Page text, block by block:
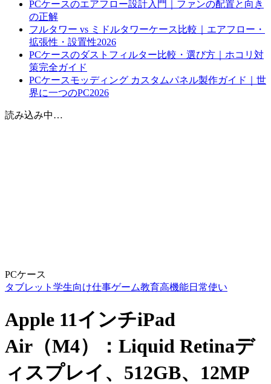
PCケースのエアフロー設計入門｜ファンの配置と向き
の正解
フルタワー vs ミドルタワーケース比較｜エアフロー・
拡張性・設置性2026
PCケースのダストフィルター比較・選び方｜ホコリ対
策完全ガイド
PCケースモッディング カスタムパネル製作ガイド｜世
界に一つのPC2026
読み込み中…
PCケース
タブレット 学生向け仕事ゲーム教育高機能日常使い
Apple 11インチiPad
Air（M4）：Liquid Retinaデ
ィスプレイ、512GB、12MP